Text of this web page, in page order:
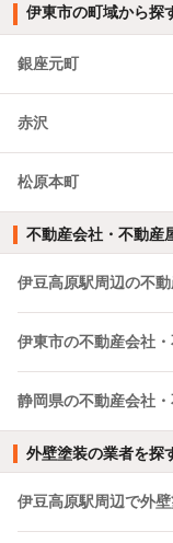
伊東市の町域から探
銀座元町
赤沢
松原本町
不動産会社・不動産
伊豆高原駅周辺の不
伊東市の不動産会社
静岡県の不動産会社
外壁塗装の業者を探
伊豆高原駅周辺で外